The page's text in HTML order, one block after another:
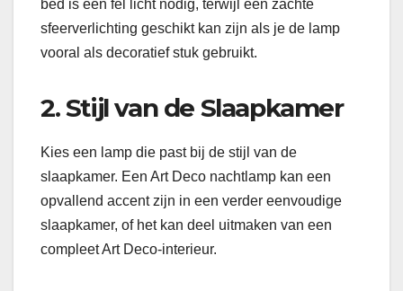
bed is een fel licht nodig, terwijl een zachte
sfeerverlichting geschikt kan zijn als je de lamp
vooral als decoratief stuk gebruikt.
2. Stijl van de Slaapkamer
Kies een lamp die past bij de stijl van de
slaapkamer. Een Art Deco nachtlamp kan een
opvallend accent zijn in een verder eenvoudige
slaapkamer, of het kan deel uitmaken van een
compleet Art Deco-interieur.